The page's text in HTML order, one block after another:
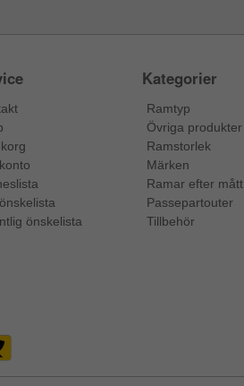
önskelista
Kategorier
Ramtyp
Övriga produkter
Ramstorlek
Märken
Ramar efter mått
Passepartouter
Tillbehör